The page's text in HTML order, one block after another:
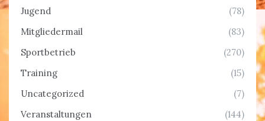
Jugend
(78)
Mitgliedermail
(83)
Sportbetrieb
(270)
Training
(15)
Uncategorized
(7)
Veranstaltungen
(144)